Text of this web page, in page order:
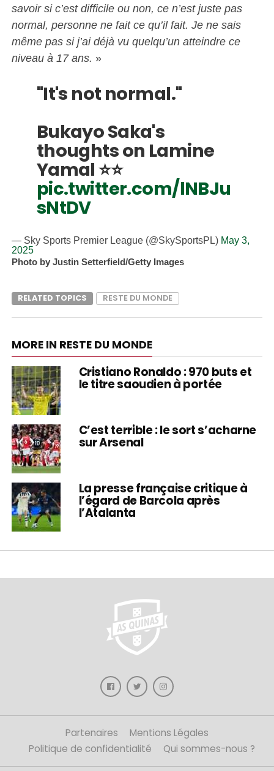
savoir si c’est difficile ou non, ce n’est juste pas
normal, personne ne fait ce qu’il fait. Je ne sais
même pas si j’ai déjà vu quelqu’un atteindre ce
niveau à 17 ans. »
"It's not normal."
Bukayo Saka's
thoughts on Lamine
Yamal ⭐️⭐️
pic.twitter.com/lNBJu
sNtDV
— Sky Sports Premier League (@SkySportsPL) May 3,
2025
Photo by Justin Setterfield/Getty Images
RELATED TOPICS RESTE DU MONDE
MORE IN RESTE DU MONDE
Cristiano Ronaldo : 970 buts et
le titre saoudien à portée
C’est terrible : le sort s’acharne
sur Arsenal
La presse française critique à
l’égard de Barcola après
l’Atalanta
Partenaires
Mentions Légales
Politique de confidentialité
Qui sommes-nous ?